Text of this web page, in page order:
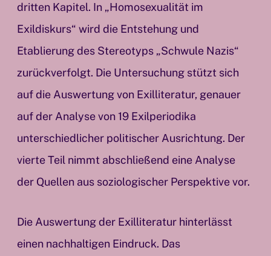
dritten Kapitel. In „Homosexualität im
Exildiskurs“ wird die Entstehung und
Etablierung des Stereotyps „Schwule Nazis“
zurückverfolgt. Die Untersuchung stützt sich
auf die Auswertung von Exilliteratur, genauer
auf der Analyse von 19 Exilperiodika
unterschiedlicher politischer Ausrichtung. Der
vierte Teil nimmt abschließend eine Analyse
der Quellen aus soziologischer Perspektive vor.
Die Auswertung der Exilliteratur hinterlässt
einen nachhaltigen Eindruck. Das